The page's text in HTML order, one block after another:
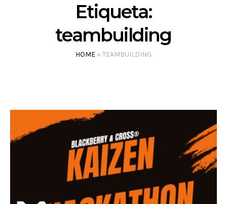
Etiqueta:
teambuilding
HOME » TEAMBUILDING